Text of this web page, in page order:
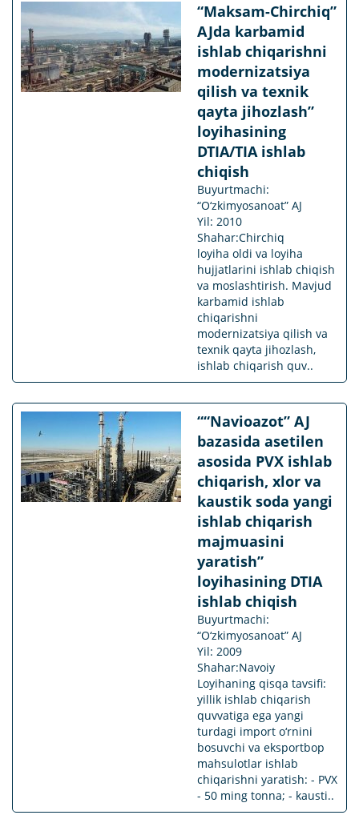
“Maksam-Chirchiq”
AJda karbamid
ishlab chiqarishni
modernizatsiya
qilish va texnik
qayta jihozlash”
loyihasining
DTIA/TIA ishlab
chiqish
Buyurtmachi:
“O‘zkimyosanoat” AJ
Yil: 2010
Shahar:Chirchiq
loyiha oldi va loyiha
hujjatlarini ishlab chiqish
va moslashtirish. Mavjud
karbamid ishlab
chiqarishni
modernizatsiya qilish va
texnik qayta jihozlash,
ishlab chiqarish quv..
““Navioazot” AJ
bazasida asetilen
asosida PVX ishlab
chiqarish, xlor va
kaustik soda yangi
ishlab chiqarish
majmuasini
yaratish”
loyihasining DTIA
ishlab chiqish
Buyurtmachi:
“O‘zkimyosanoat” AJ
Yil: 2009
Shahar:Navoiy
Loyihaning qisqa tavsifi:
yillik ishlab chiqarish
quvvatiga ega yangi
turdagi import o‘rnini
bosuvchi va eksportbop
mahsulotlar ishlab
chiqarishni yaratish: - PVX
- 50 ming tonna; - kausti..